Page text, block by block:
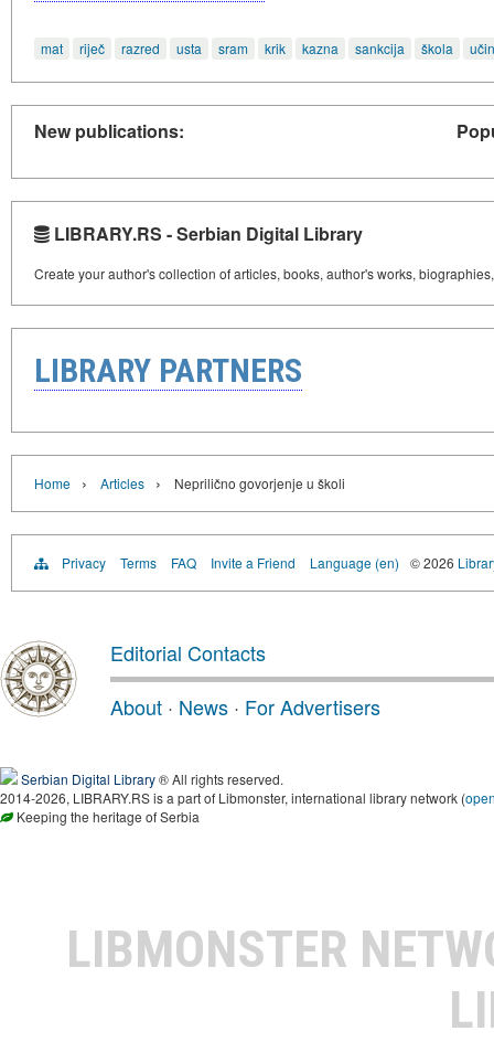
mat riječ razred usta sram krik kazna sankcija škola
New publications:
LIBRARY.RS - Serbian Digital Library
Create your author's collection of articles, books, author's works,
LIBRARY PARTNERS
Home › Articles › Neprilično govorjenje u školi
Privacy Terms FAQ Invite a Friend Language (en) © 2026
Editorial Contacts
About · News · For Advertisers
Serbian Digital Library® All rights reserved.
2014-2026, LIBRARY.RS is a part of Libmonster, international library network (
Keeping the heritage of Serbia
LIBMONSTER